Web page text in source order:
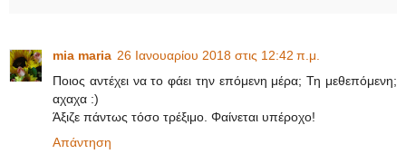
mia maria 26 Ιανουαρίου 2018 στις 12:42 π.μ.
Ποιος αντέχει να το φάει την επόμενη μέρα; Τη μεθεπόμενη;
αχαχα :)
Άξιζε πάντως τόσο τρέξιμο. Φαίνεται υπέροχο!
Απάντηση